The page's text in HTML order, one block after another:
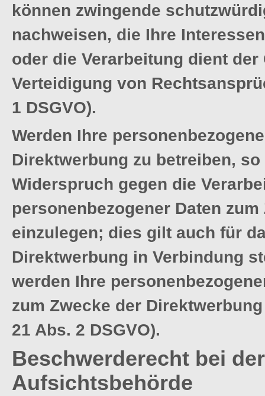
können zwingende
nachweisen, die Ihre
oder die Verarbeitung dient
Verteidigung von
1 DSGVO).
Werden Ihre
Direktwerbung zu betreiben,
Widerspruch gegen die
personenbezogener Daten
einzulegen; dies gilt auch für
Direktwerbung in Verbindung
werden Ihre
zum Zwecke der
21 Abs. 2 DSGVO).
Beschwerderecht bei
Aufsichtsbehörde